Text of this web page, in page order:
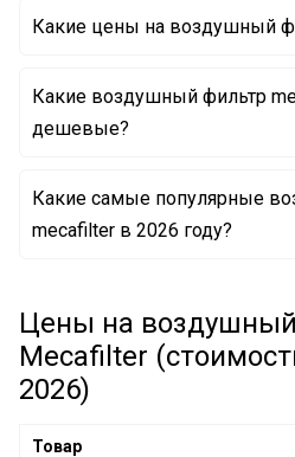
Какие цены на воздушный
Какие воздушный фильтр
дешевые?
Воздушный фильтр EL3170
Какие самые популярные
mecafilter в 2026 году?
Цены на
Mecafilter
2026)
Товар